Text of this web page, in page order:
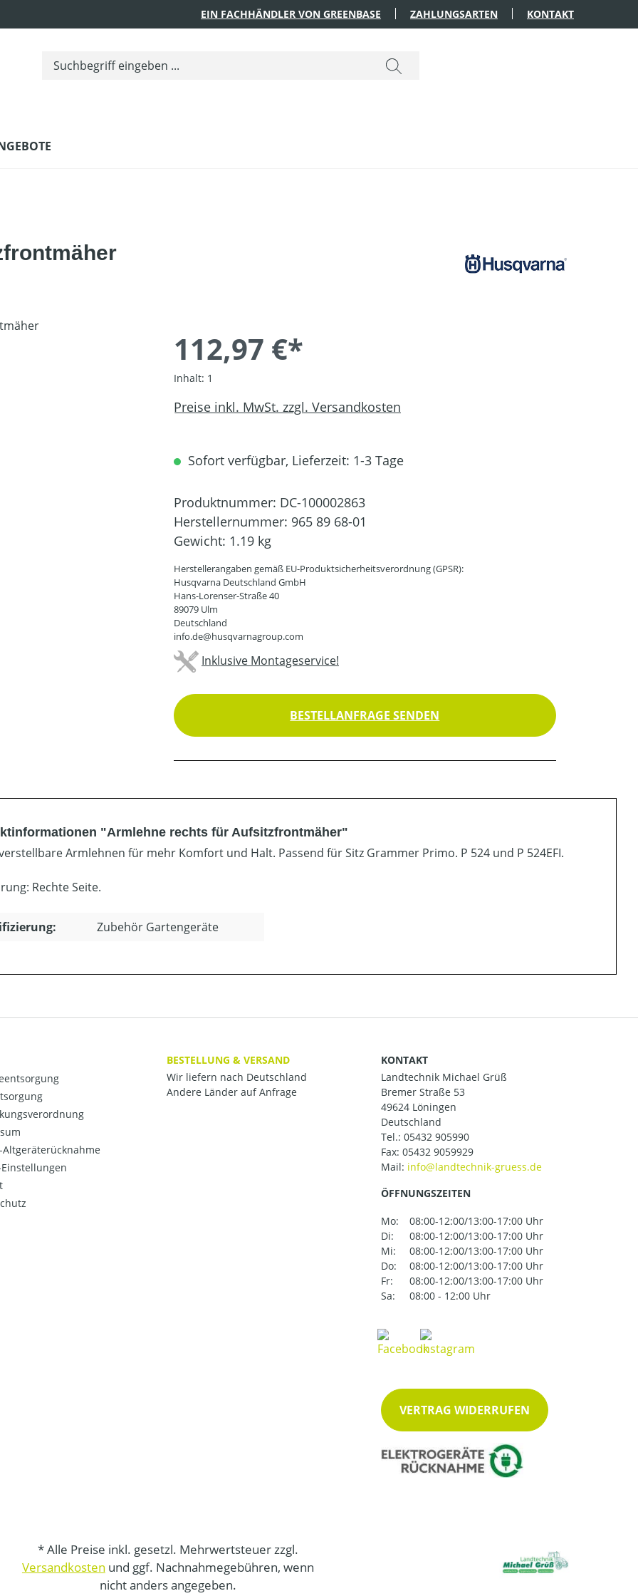
EIN FACHHÄNDLER VON GREENBASE ZAHLUNGSARTEN KONTAKT
112,97 €*
Inhalt: 1
Preise inkl. MwSt. zzgl. Versandkosten
Sofort verfügbar, Lieferzeit: 1-3 Tage
Produktnummer: DC-100002863
Herstellernummer: 965 89 68-01
Gewicht: 1.19 kg
Herstellerangaben gemäß EU-Produktsicherheitsverordnung (GPSR):
Husqvarna Deutschland GmbH
Hans-Lorenser-Straße 40
89079 Ulm
Deutschland
info.de@husqvarnagroup.com
Inklusive Montageservice!
BESTELLANFRAGE SENDEN
"Armlehne rechts für Aufsitzfrontmäher"
Armlehnen für mehr Komfort und Halt. Passend für Sitz Grammer Primo. P 524 und P 524EFI.
Rechte Seite.
Zubehör Gartengeräte
Altgeräterücknahme
Einstellungen
BESTELLUNG & VERSAND
Wir liefern nach Deutschland
Andere Länder auf Anfrage
KONTAKT
Landtechnik Michael Grüß
Bremer Straße 53
49624 Löningen
Deutschland
Tel.: 05432 905990
Fax: 05432 9059929
Mail:
ÖFFNUNGSZEITEN
Mo:
08:00-12:00/13:00-17:00 Uhr
Di:
08:00-12:00/13:00-17:00 Uhr
Mi:
08:00-12:00/13:00-17:00 Uhr
Do:
08:00-12:00/13:00-17:00 Uhr
Fr:
08:00-12:00/13:00-17:00 Uhr
Sa:
08:00 - 12:00 Uhr
VERTRAG WIDERRUFEN
* Alle Preise inkl. gesetzl. Mehrwertsteuer zzgl.
Versandkosten und ggf. Nachnahmegebühren, wenn
nicht anders angegeben.